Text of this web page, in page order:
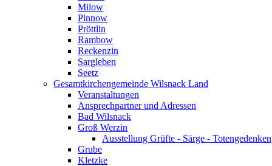
Milow
Pinnow
Pröttlin
Rambow
Reckenzin
Sargleben
Seetz
Gesamtkirchengemeinde Wilsnack Land
Veranstaltungen
Ansprechpartner und Adressen
Bad Wilsnack
Groß Werzin
Ausstellung Grüfte - Särge - Totengedenken
Grube
Kletzke